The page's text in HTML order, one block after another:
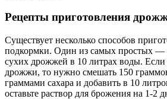
Рецепты приготовления
Существует несколько способов
подкормки. Один из самых простых —
сухих дрожжей в 10 литрах воды.
дрожжи, то нужно смешать 150
граммами сахара и добавить в 10
оставьте раствор для брожения на 1-2